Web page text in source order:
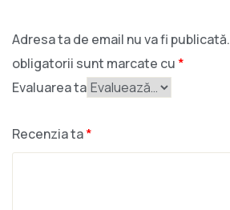
Adresa ta de email nu va fi publicată.
obligatorii sunt marcate cu *
Evaluarea ta
Recenzia ta*